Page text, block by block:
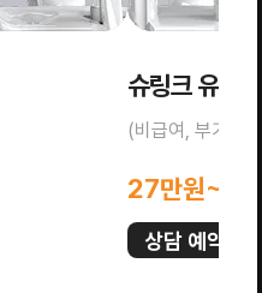
슈링크 유니
(비급여, 부가세
27만원~
상담 예약